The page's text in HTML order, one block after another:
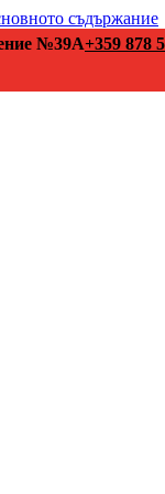
съдържание
№39А+359 878